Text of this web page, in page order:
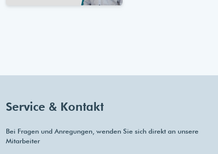
Service & Kontakt
Bei Fragen und Anregungen, wenden Sie sich direkt an unsere
Mitarbeiter